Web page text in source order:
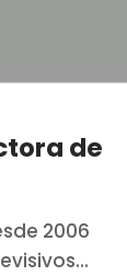
de
2006